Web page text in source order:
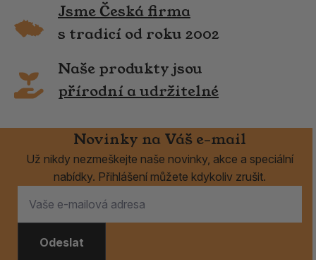
Jsme Česká firma
s tradicí od roku 2002
Naše produkty jsou
přírodní a udržitelné
Novinky na Váš e-mail
Už nikdy nezmeškejte naše novinky, akce a speciální
nabídky. Přihlášení můžete kdykoliv zrušit.
Odeslat